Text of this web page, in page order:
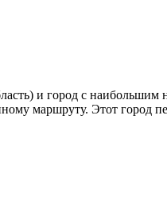
и город с наибольшим
маршруту. Этот город